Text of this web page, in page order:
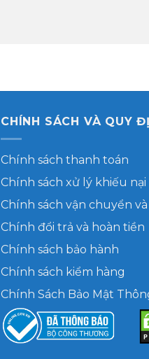
CHÍNH SÁCH VÀ QUY
Chính sách thanh toán
Chính sách xử lý khiếu nại
Chính sách vận chuyển
Chính đổi trả và hoàn tiền
Chính sách bảo hành
Chính sách kiểm hàng
Chính Sách Bảo Mật